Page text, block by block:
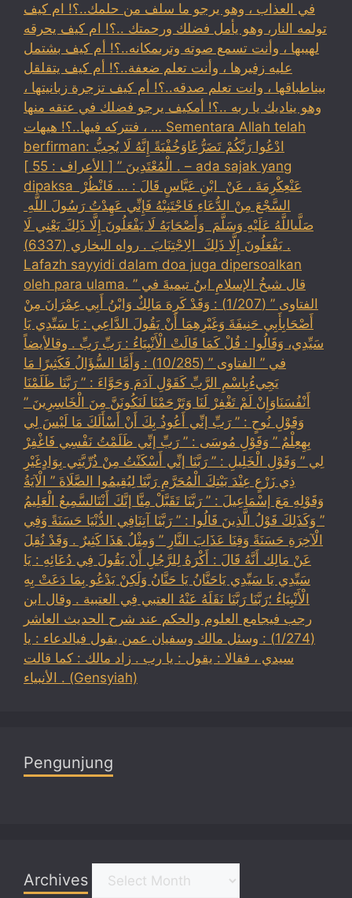
في العذاب ، وهو يرجو ما سلف من حلمك..؟! ام كيف
تولمه النار، وهو يأمل فضلك ورحمتك ..؟! ام كيف يحرقه
لهيبها ، وأنت تسمع صوته وترىمكانه..؟! أم كيف بشتمل
عليه زفيرها ، وأنت تعلم ضعفة..؟! أم كيف يتقلقل
بيناطباقها ، وانت تعلم صدقه..؟! أم كيف تزجرة زبانيتها ،
وهو يناديك يا ربه ..؟! أمكيف يرجو فضلك في عتقه منها
، فتتركه فيها..؟! هيهات … Sementara Allah telah
berfirman: ادْعُوا رَبَّكُمْ تَضَرُّعًاوَخُفْيَةً إِنَّهُ لَا يُحِبُّ
الْمُعْتَدِينَ ” [ الأعراف : 55 ] . – ada sajak yang
dipaksa ‏عَنْ‏‏عِكْرِمَةَ ‏، ‏عَنْ ‏ ‏ابْنِ عَبَّاسٍ ‏‏قَالَ : … فَانْظُرْ ‏‏
السَّجْعَ ‏‏مِنْ الدُّعَاءِ فَاجْتَنِبْهُ فَإِنِّي عَهِدْتُ رَسُولَ اللَّهِ ‏
‏صَلَّىاللَّهُ عَلَيْهِ وَسَلَّمَ ‏ ‏وَأَصْحَابَهُ لَا يَفْعَلُونَ إِلَّا ذَلِكَ ‏‏يَعْنِي لَا
يَفْعَلُونَ إِلَّا ذَلِكَ ‏ ‏الِاجْتِنَابَ . رواه البخاري (6337) .
Lafazh sayyidi dalam doa juga dipersoalkan
oleh para ulama. قال شيخُ الإسلامِ ابنُ تيميةَ في ”
الفتاوى ” (1/207) : وَقَدْ كَرِهَ مَالِكٌ وَابْنُ أَبِي عِمْرَانَ مِنْ
أَصْحَابِأَبِي حَنِيفَةَ وَغَيْرِهِمَا أَنْ يَقُولَ الدَّاعِي : يَا سَيِّدِي يَا
سَيِّدِي، وَقَالُوا : قُلْ كَمَا قَالَتْ الْأَنْبِيَاءُ : رَبِّ رَبِّ . وقالأيضاً
في ” الفتاوى ” (10/285) : وَأَمَّا السُّؤَالُ فَكَثِيرًا مَا
يَجِيءُبِاسْمِ الرَّبِّ كَقَوْلِ آدَمَ وَحَوَّاءَ : ” رَبَّنَا ظَلَمْنَا
أَنْفُسَنَاوَإِنْ لَمْ تَغْفِرْ لَنَا وَتَرْحَمْنَا لَنَكُونَنَّ مِنَ الْخَاسِرِينَ ”
وَقَوْلِ نُوحٍ : ” رَبِّ إنِّي أَعُوذُ بِكَ أَنْ أَسْأَلَكَ مَا لَيْسَ لِي
بِهِعِلْمٌ ” وَقَوْلِ مُوسَى : ” رَبِّ إنِّي ظَلَمْتُ نَفْسِي فَاغْفِرْ
لِي ” وَقَوْلِ الْخَلِيلِ : ” رَبَّنَا إنِّي أَسْكَنْتُ مِنْ ذُرِّيَّتِي بِوَادٍغَيْرِ
ذِي زَرْعٍ عِنْدَ بَيْتِكَ الْمُحَرَّمِ رَبَّنَا لِيُقِيمُوا الصَّلَاةَ ” الْآيَةُ
وَقَوْلِهِ مَعَ إسْمَاعِيلَ : ” رَبَّنَا تَقَبَّلْ مِنَّا إنَّكَ أَنْتَالسَّمِيعُ الْعَلِيمُ
” وَكَذَلِكَ قَوْلُ الَّذِينَ قَالُوا : ” رَبَّنَا آتِنَافِي الدُّنْيَا حَسَنَةً وَفِي
الْآخِرَةِ حَسَنَةً وَقِنَا عَذَابَ النَّارِ ” وَمِثْلُ هَذَا كَثِيرٌ . وَقَدْ نُقِلَ
عَنْ مَالِك أَنَّهُ قَالَ : أَكْرَهُ لِلرَّجُلِ أَنْ يَقُولَ فِي دُعَائِهِ : يَا
سَيِّدِي يَا سَيِّدِي يَاحَنَّانُ يَا حَنَّانُ وَلَكِنْ يَدْعُو بِمَا دَعَتْ بِهِ
الْأَنْبِيَاءُ ؛رَبَّنَا رَبَّنَا نَقَلَهُ عَنْهُ العتبي فِي العتبية . وقال ابن
رجب فيجامع العلوم والحكم عند شرح الحديث العاشر
(1/274) : وسئل مالك وسفيان عمن يقول فيالدعاء : يا
سيدي ، فقالا : يقول : يا رب . زاد مالك : كما قالت
الأنبياء . (Gensyiah)
Pengunjung
Archives Archives